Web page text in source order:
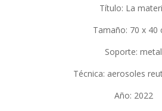
Título: La
Tamaño: 70 x 40
Soporte: metal
Técnica: aerosoles
Año: 2022